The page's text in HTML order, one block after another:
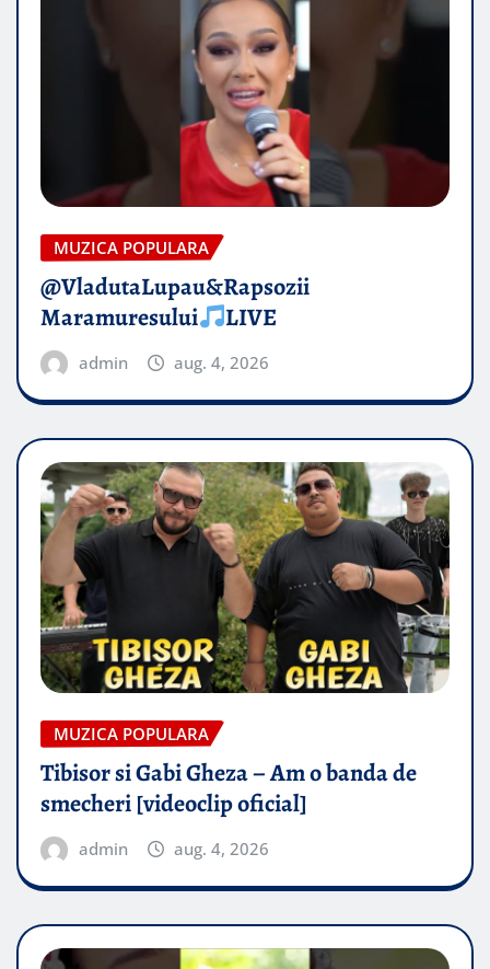
MUZICA POPULARA
@VladutaLupau&Rapsozii
Maramuresului
LIVE
admin aug. 4, 2026
MUZICA POPULARA
Tibisor si Gabi Gheza – Am o banda de
smecheri [videoclip oficial]
admin aug. 4, 2026